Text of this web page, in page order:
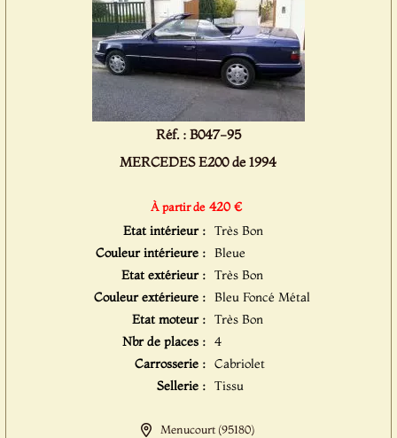
Réf. : B047-95
MERCEDES E200 de 1994
À partir de 420 €
Etat intérieur : Très Bon
Couleur intérieure : Bleue
Etat extérieur : Très Bon
Couleur extérieure : Bleu Foncé Métal
Etat moteur : Très Bon
Nbr de places : 4
Carrosserie : Cabriolet
Sellerie : Tissu
Menucourt (95180)